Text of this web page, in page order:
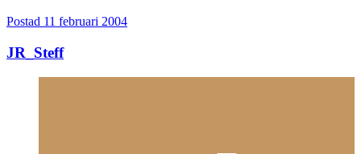
Postad 11 februari 2004
JR_Steff